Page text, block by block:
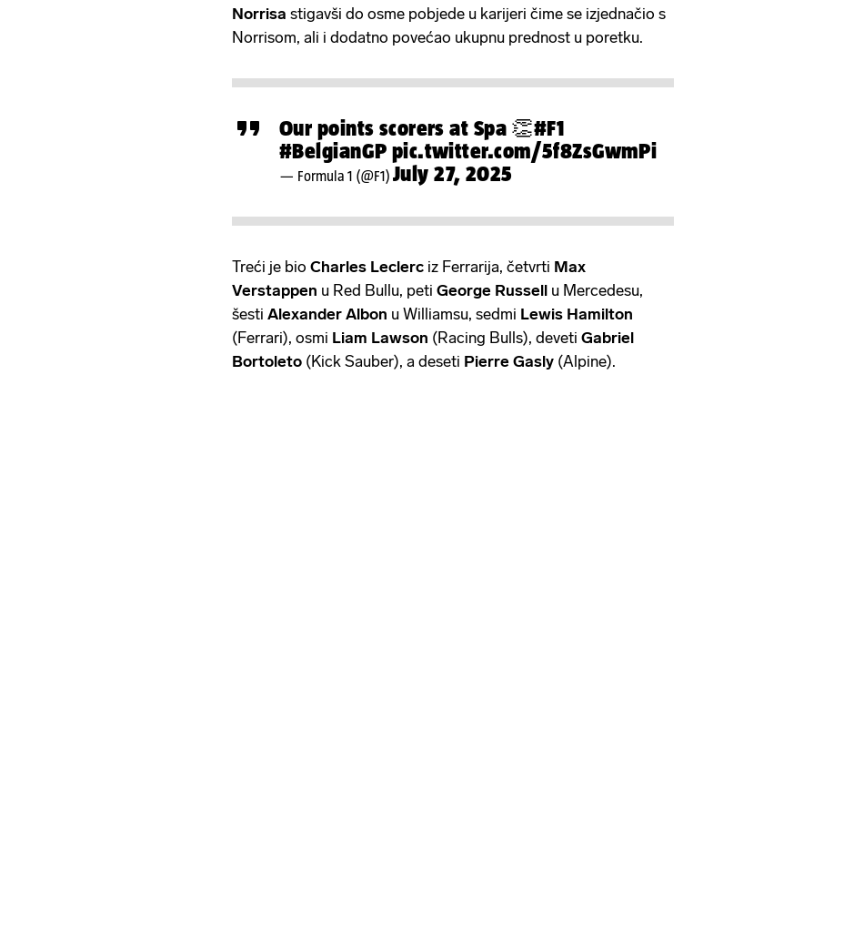
Norrisa stigavši do osme pobjede u karijeri čime se izjednačio s
Norrisom, ali i dodatno povećao ukupnu prednost u poretku.
Our points scorers at Spa 👏#F1
#BelgianGP pic.twitter.com/5f8ZsGwmPi
— Formula 1 (@F1) July 27, 2025
Treći je bio Charles Leclerc iz Ferrarija, četvrti Max
Verstappen u Red Bullu, peti George Russell u Mercedesu,
šesti Alexander Albon u Williamsu, sedmi Lewis Hamilton
(Ferrari), osmi Liam Lawson (Racing Bulls), deveti Gabriel
Bortoleto (Kick Sauber), a deseti Pierre Gasly (Alpine).